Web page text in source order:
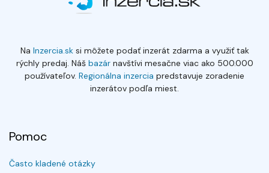
Na Inzercia.sksi môžete podať inzerát zdarma a využiť tak
rýchly predaj. Náš bazárnavštívi mesačne viac ako 500.000
používateľov. Regionálna inzercia predstavuje zoradenie
inzerátov podľa miest.
Pomoc
Často kladené otázky